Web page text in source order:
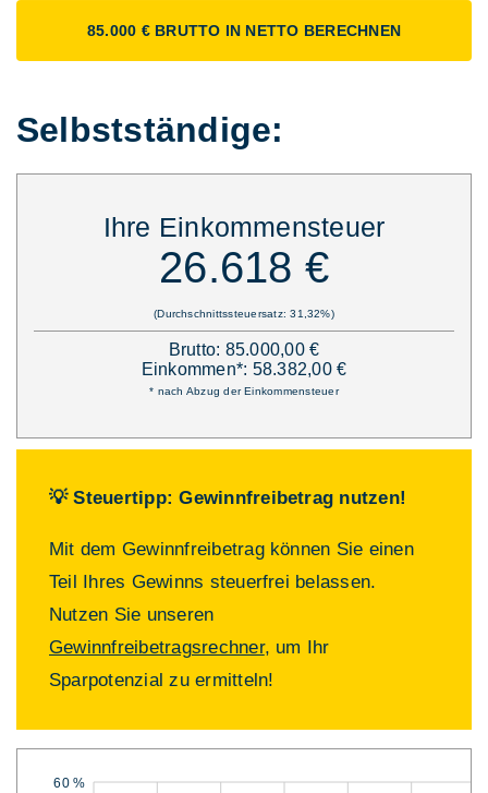
85.000 € BRUTTO IN NETTO BERECHNEN
Selbstständige:
Ihre Einkommensteuer
26.618 €
(Durchschnittssteuersatz: 31,32%)
Brutto: 85.000,00 €
Einkommen*: 58.382,00 €
* nach Abzug der Einkommensteuer
💡 Steuertipp: Gewinnfreibetrag nutzen!
Mit dem Gewinnfreibetrag können Sie einen
Teil Ihres Gewinns steuerfrei belassen.
Nutzen Sie unseren
Gewinnfreibetragsrechner, um Ihr
Sparpotenzial zu ermitteln!
60 %